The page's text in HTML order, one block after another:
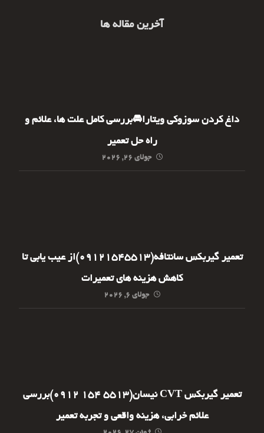
آخرین مقاله ها
داغ کردن سوزوکی ویتارا🚘بررسی کامل علت ها، علائم و
راه حل تعمیر
جولای ۲۶, ۲۰۲۶
تعمیر گیربکس سانتافه(09121545513)از عیب یابی تا
کاهش هزینه های تعمیرات
جولای ۶, ۲۰۲۶
تعمیر گیربکس CVT نیسان(5513 154 0912)بررسی
علائم خرابی، هزینه واقعی و تجربه تعمیر